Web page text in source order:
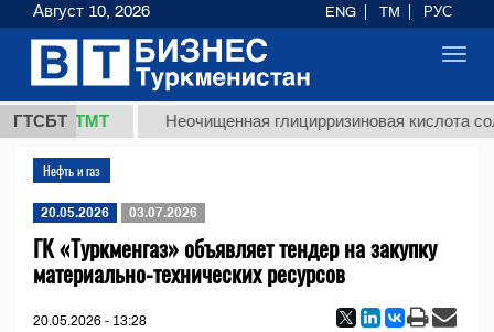
ГТСБТ
37,8 ТМТ Неочищенная глицирризиновая кислота
Нефть и газ
20.05.2026 03.07.2026
ГК «Туркменгаз» объявляет тендер на закупку
материально-технических ресурсов
20.05.2026 - 13:28
Август 10, 2026 ENG TM РУС